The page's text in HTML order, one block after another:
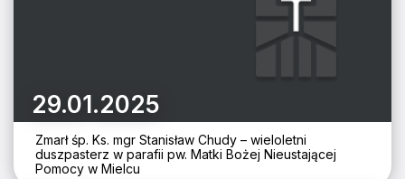
29.01.2025
Zmarł śp. Ks. mgr Stanisław Chudy – wieloletni
duszpasterz w parafii pw. Matki Bożej Nieustającej
Pomocy w Mielcu